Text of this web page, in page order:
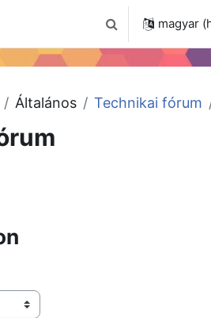
Keresési magyar
Általános Technikai fórum